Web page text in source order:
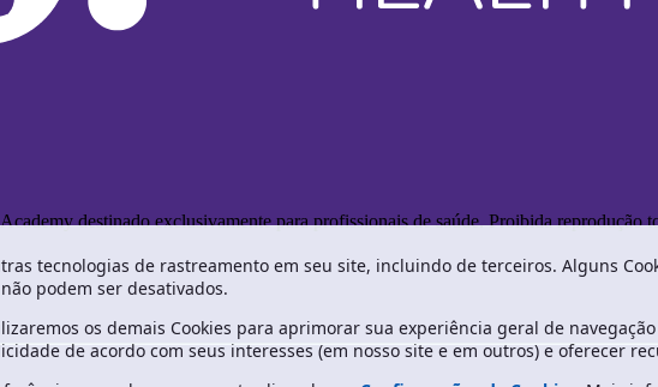
destinado exclusivamente para profissionais de saúde. Proibida reprodução
tecnologias de rastreamento em seu site, incluindo de terceiros. Alguns
podem ser desativados.
os demais Cookies para aprimorar sua experiência geral de
de acordo com seus interesses (em nosso site e em outros) e oferecer